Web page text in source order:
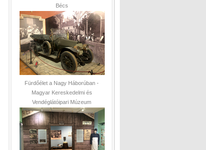
Bécs
Fürdőélet a Nagy Háborúban -
Magyar Kereskedelmi és
Vendéglátóipari Múzeum